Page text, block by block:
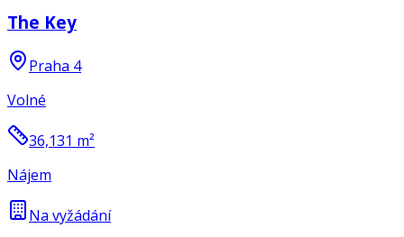
The Key
Praha 4
Volné
36,131 m²
Nájem
Na vyžádání